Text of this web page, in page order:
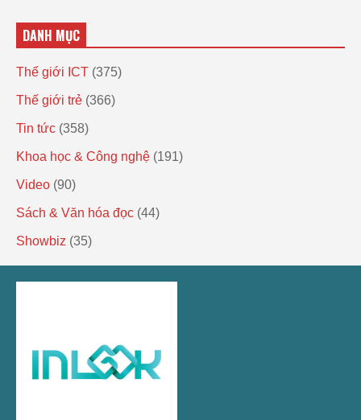
DANH MỤC
Thế giới ICT (375)
Thế giới trẻ (366)
Tin tức (358)
Khoa học & Công nghệ (191)
Video (90)
Sách & Văn hóa đọc (44)
Showbiz (35)